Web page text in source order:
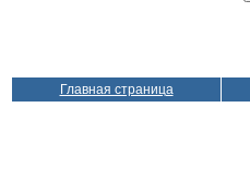
Главная страница